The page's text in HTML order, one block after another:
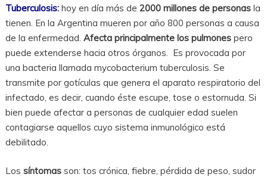
Tuberculosis: hoy en día más de 2000 millones de personasla
tienen. En la Argentina mueren por año 800 personas a causa
de la enfermedad. Afecta principalmente los pulmonespero
puede extenderse hacia otros órganos. Es provocada por
una bacteria llamada mycobacterium tuberculosis. Se
transmite por gotículas que genera el aparato respiratorio del
infectado, es decir, cuando éste escupe, tose o estornuda. Si
bien puede afectar a personas de cualquier edad suelen
contagiarse aquellos cuyo sistema inmunológico está
debilitado.
Los síntomasson: tos crónica, fiebre, pérdida de peso, sudor